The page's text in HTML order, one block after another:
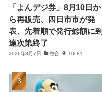
「よんデジ券」8月10日か
ら再販売、四日市市が発
表、先着順で発行総額に到
達次第終了
2026年8月7日 総合 10681